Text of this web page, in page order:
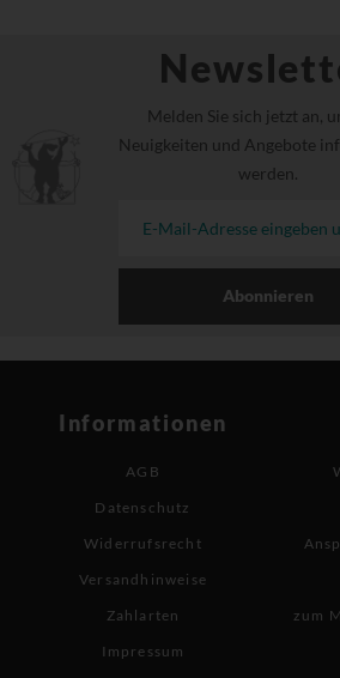
Melden Sie sich jetzt an,
Neuigkeiten und Angebote
werden.
Abonnieren
Informationen
AGB
Datenschutz
Widerrufsrecht
Versandhinweise
Zahlarten
Impressum
zum